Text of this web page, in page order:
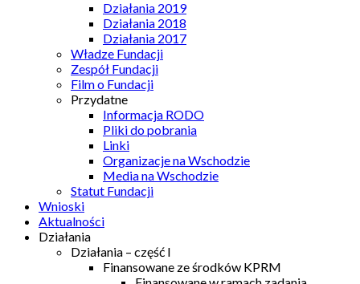
Działania 2019
Działania 2018
Działania 2017
Władze Fundacji
Zespół Fundacji
Film o Fundacji
Przydatne
Informacja RODO
Pliki do pobrania
Linki
Organizacje na Wschodzie
Media na Wschodzie
Statut Fundacji
Wnioski
Aktualności
Działania
Działania – część I
Finansowane ze środków KPRM